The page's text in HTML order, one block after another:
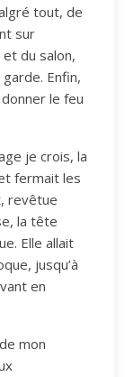
tout, de
sur
du salon,
Enfin,
le feu
je crois, la
fermait les
revêtue
la tête
Elle allait
jusqu’à
en
mon